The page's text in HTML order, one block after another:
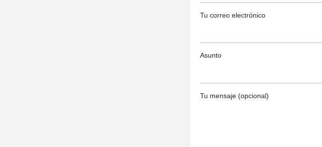
Tu correo electrónico
Asunto
Tu mensaje (opcional)